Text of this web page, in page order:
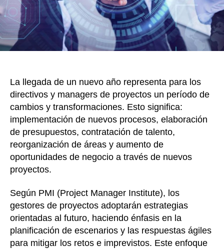
le
La llegada de un nuevo año representa para los
directivos y managers de proyectos un período de
cambios y transformaciones. Esto significa:
implementación de nuevos procesos, elaboración
de presupuestos, contratación de talento,
reorganización de áreas y aumento de
oportunidades de negocio a través de nuevos
proyectos.
Según PMI (Project Manager Institute), los
gestores de proyectos adoptarán estrategias
orientadas al futuro, haciendo énfasis en la
planificación de escenarios y las respuestas ágiles
para mitigar los retos e imprevistos. Este enfoque